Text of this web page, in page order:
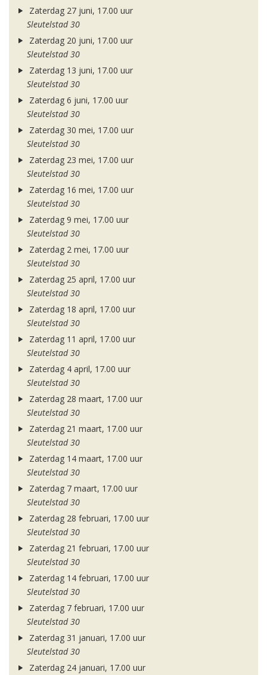
Zaterdag 27 juni, 17.00 uur
Sleutelstad 30
Zaterdag 20 juni, 17.00 uur
Sleutelstad 30
Zaterdag 13 juni, 17.00 uur
Sleutelstad 30
Zaterdag 6 juni, 17.00 uur
Sleutelstad 30
Zaterdag 30 mei, 17.00 uur
Sleutelstad 30
Zaterdag 23 mei, 17.00 uur
Sleutelstad 30
Zaterdag 16 mei, 17.00 uur
Sleutelstad 30
Zaterdag 9 mei, 17.00 uur
Sleutelstad 30
Zaterdag 2 mei, 17.00 uur
Sleutelstad 30
Zaterdag 25 april, 17.00 uur
Sleutelstad 30
Zaterdag 18 april, 17.00 uur
Sleutelstad 30
Zaterdag 11 april, 17.00 uur
Sleutelstad 30
Zaterdag 4 april, 17.00 uur
Sleutelstad 30
Zaterdag 28 maart, 17.00 uur
Sleutelstad 30
Zaterdag 21 maart, 17.00 uur
Sleutelstad 30
Zaterdag 14 maart, 17.00 uur
Sleutelstad 30
Zaterdag 7 maart, 17.00 uur
Sleutelstad 30
Zaterdag 28 februari, 17.00 uur
Sleutelstad 30
Zaterdag 21 februari, 17.00 uur
Sleutelstad 30
Zaterdag 14 februari, 17.00 uur
Sleutelstad 30
Zaterdag 7 februari, 17.00 uur
Sleutelstad 30
Zaterdag 31 januari, 17.00 uur
Sleutelstad 30
Zaterdag 24 januari, 17.00 uur